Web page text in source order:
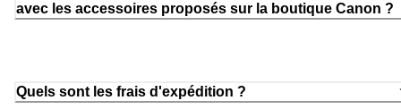
avec les accessoires proposés sur la boutique Canon ?
Quels sont les frais d'expédition ?